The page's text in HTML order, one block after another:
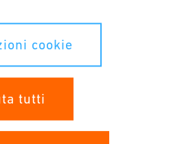
cookie
tutti